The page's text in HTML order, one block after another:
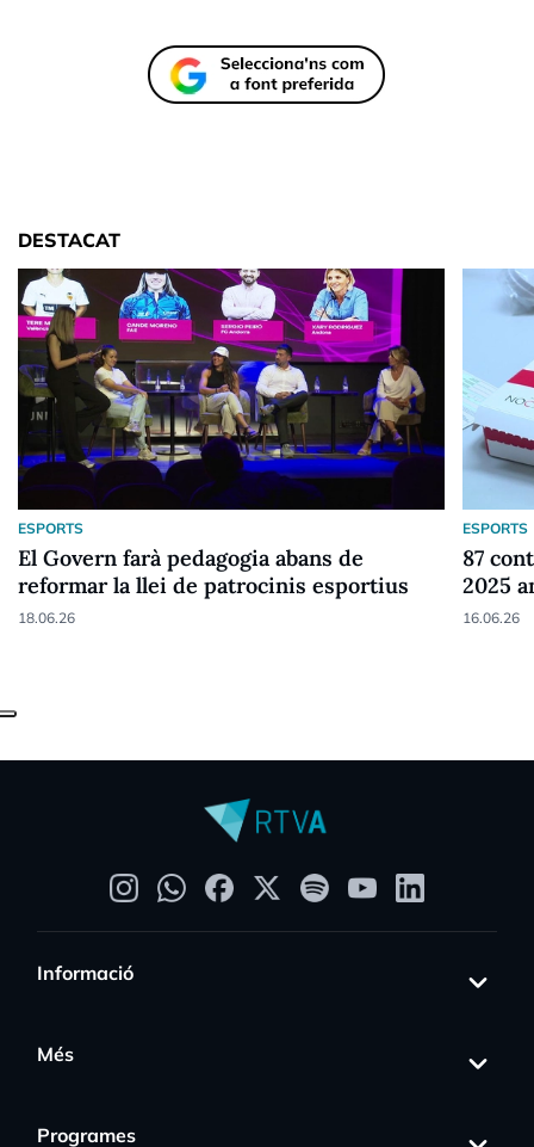
DESTACAT
ESPORTS
El Govern farà pedagogia abans de
reformar la llei de patrocinis esportius
18.06.26
ESPORTS
87
2025
16.06.26
Informació
Més
Programes